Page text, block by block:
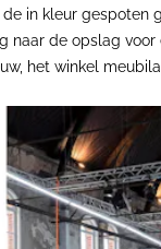
in kleur gespoten
naar de opslag
het winkel